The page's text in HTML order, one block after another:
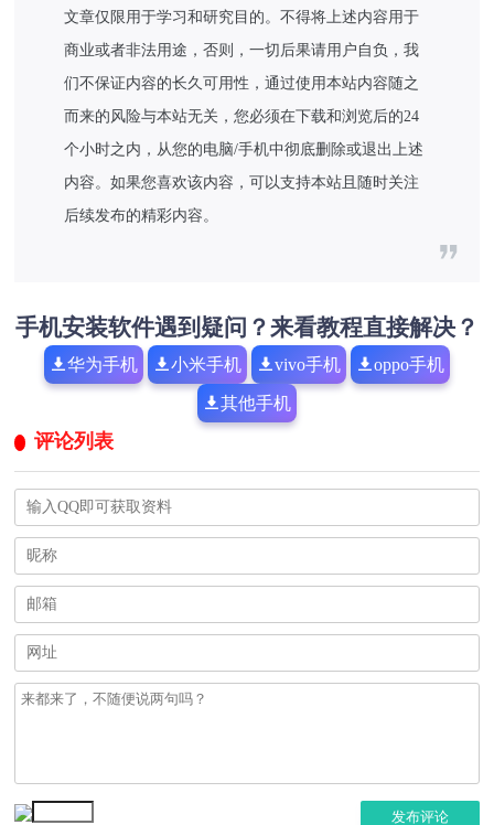
文章仅限用于学习和研究目的。不得将上述内容用于
商业或者非法用途，否则，一切后果请用户自负，我
们不保证内容的长久可用性，通过使用本站内容随之
而来的风险与本站无关，您必须在下载和浏览后的24
个小时之内，从您的电脑/手机中彻底删除或退出上述
内容。如果您喜欢该内容，可以支持本站且随时关注
后续发布的精彩内容。
手机安装软件遇到疑问？来看教程直接解决？
华为手机 小米手机 vivo手机 oppo手机
其他手机
评论列表
发布评论